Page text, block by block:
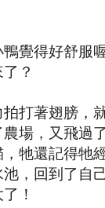
覺得好舒服
？
打著翅膀，
場，又飛過
牠還記得牠
，回到了自
！